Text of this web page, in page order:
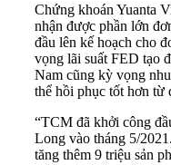
Chứng khoán Yuanta
nhận được phần lớn
đầu lên kế hoạch cho
vọng lãi suất FED tạo
Nam cũng kỳ vọng
thể hồi phục tốt hơn từ
“TCM đã khởi công
Long vào tháng 5/
tăng thêm 9 triệu sản